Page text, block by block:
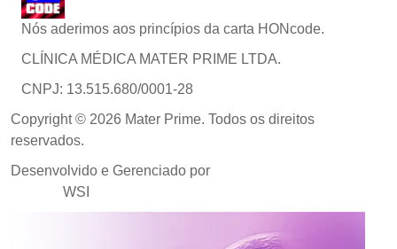
Nós aderimos aos princípios da carta HONcode.
CLÍNICA MÉDICA MATER PRIME LTDA.
CNPJ: 13.515.680/0001-28
Copyright © 2026 Mater Prime. Todos os direitos
reservados.
Desenvolvido e Gerenciado por
WSI